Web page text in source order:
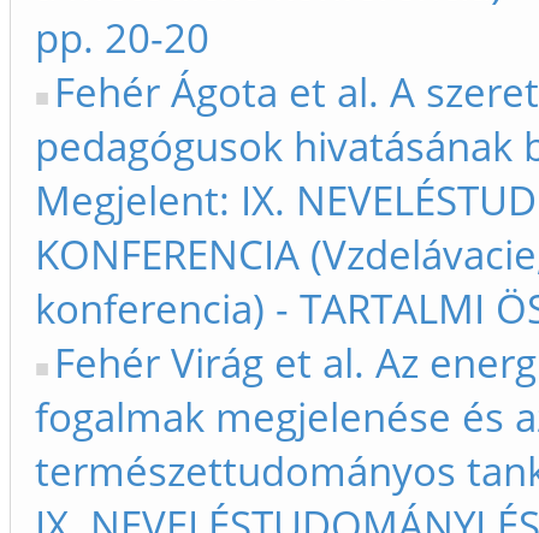
pp. 20-20
Fehér Ágota et al. A
pedagógusok hivatásának
Megjelent: IX.
KONFERENCIA
konferencia) - TARTALMI
Fehér Virág et al. Az
fogalmak megjelenése és
természettudományos